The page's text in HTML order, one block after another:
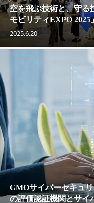
空を飛ぶ技術と、守る
モビリティEXPO 2025
2025.6.20
GMOサイバーセキュ
の評価認証機関とサイ